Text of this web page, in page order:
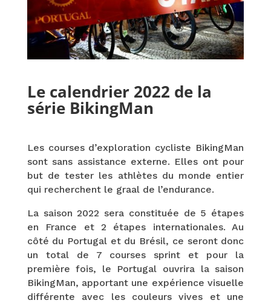
Le calendrier 2022 de la
série BikingMan
Les courses d’exploration cycliste BikingMan
sont sans assistance externe. Elles ont pour
but de tester les athlètes du monde entier
qui recherchent le graal de l’endurance.
La saison 2022 sera constituée de 5 étapes
en France et 2 étapes internationales. Au
côté du Portugal et du Brésil, ce seront donc
un total de 7 courses sprint et pour la
première fois, le Portugal ouvrira la saison
BikingMan, apportant une expérience visuelle
différente avec les couleurs vives et une